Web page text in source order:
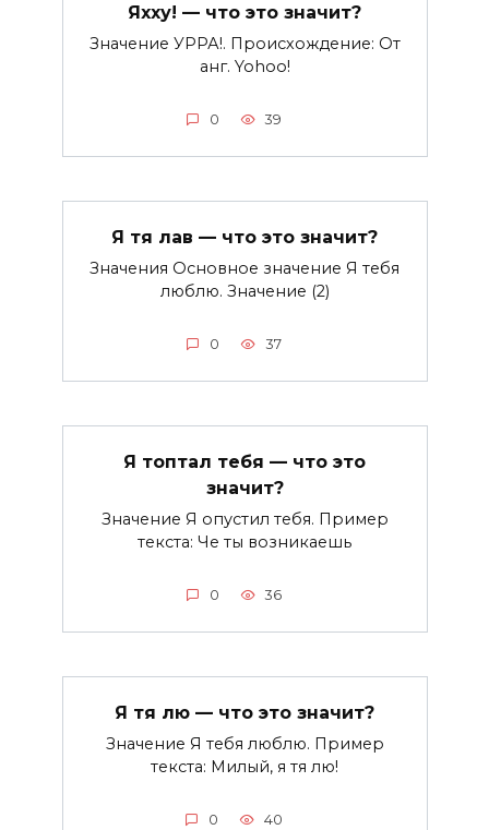
Яхху! — что это значит?
Значение УРРА!. Происхождение: От
анг. Yohoo!
0 39
Я тя лав — что это значит?
Значения Основное значение Я тебя
люблю. Значение (2)
0 37
Я топтал тебя — что это
значит?
Значение Я опустил тебя. Пример
текста: Че ты возникаешь
0 36
Я тя лю — что это значит?
Значение Я тебя люблю. Пример
текста: Милый, я тя лю!
0 40